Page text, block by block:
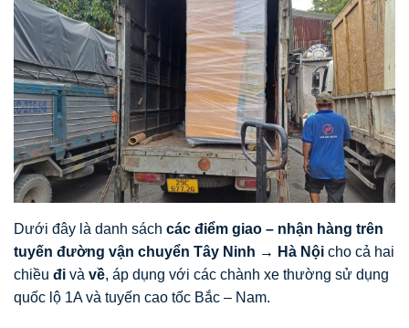
Dưới đây là danh sách các điểm giao – nhận hàng trên
tuyến đường vận chuyển Tây Ninh → Hà Nội cho cả hai
chiều đi và về, áp dụng với các chành xe thường sử dụng
quốc lộ 1A và tuyến cao tốc Bắc – Nam.